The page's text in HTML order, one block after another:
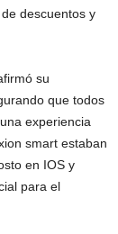
descuentos y
su
que todos
experiencia
smart estaban
en IOS y
para el